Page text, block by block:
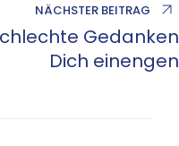
NÄCHSTER BEITRAG
Gedanken
Dich einengen